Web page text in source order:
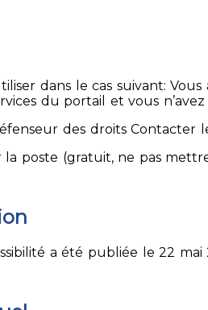
dans le cas suivant:
du portail et vous
des droits
poste (gratuit, ne pas
a été publiée le 22